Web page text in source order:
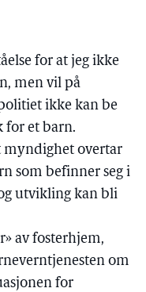
for at jeg ikke
men vil på
ikke kan be
for et barn.
myndighet overtar
som befinner seg i
utvikling kan bli
av fosterhjem,
om
for